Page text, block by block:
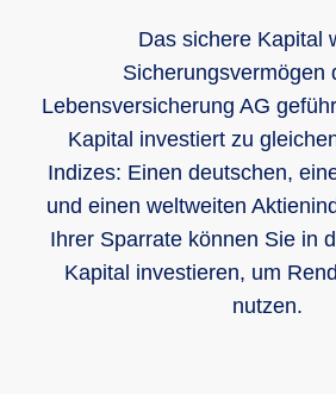
Das sichere Kapital
Sicherungsvermögen
Lebensversicherung AG
Kapital investiert zu
Indizes: Einen deutschen,
und einen weltweiten
Ihrer Sparrate können Sie in
Kapital investieren, um
nutzen.